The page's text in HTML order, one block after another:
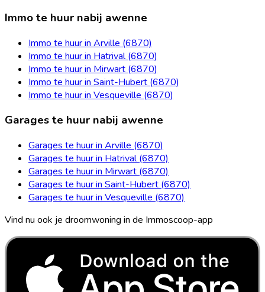
Immo te huur nabij awenne
Immo te huur in Arville (6870)
Immo te huur in Hatrival (6870)
Immo te huur in Mirwart (6870)
Immo te huur in Saint-Hubert (6870)
Immo te huur in Vesqueville (6870)
Garages te huur nabij awenne
Garages te huur in Arville (6870)
Garages te huur in Hatrival (6870)
Garages te huur in Mirwart (6870)
Garages te huur in Saint-Hubert (6870)
Garages te huur in Vesqueville (6870)
Vind nu ook je droomwoning in de Immoscoop-app